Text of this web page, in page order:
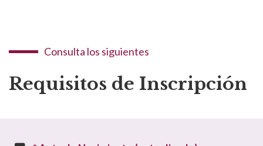
Consulta los siguientes
Requisitos de Inscripción